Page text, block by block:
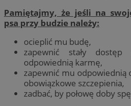
Pamiętajmy, że jeśli na
psa przy budzie należy:
ocieplić mu budę,
zapewnić stały
odpowiednią karmę,
zapewnić mu
obowiązkowe szczepienia,
zadbać, by połowę doby